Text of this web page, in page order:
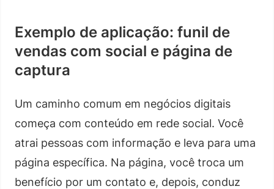
Exemplo de aplicação: funil de
vendas com social e página de
captura
Um caminho comum em negócios digitais
começa com conteúdo em rede social. Você
atrai pessoas com informação e leva para uma
página específica. Na página, você troca um
benefício por um contato e, depois, conduz